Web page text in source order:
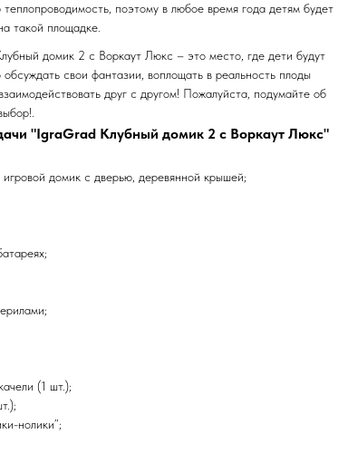
поэтому в любое время года детям будет
такой площадке.
домик 2 с Воркаут Люкс – это место, где дети будут
обсуждать свои фантазии, воплощать в реальность плоды
друг с другом! Пожалуйста, подумайте об
"IgraGrad Клубный домик 2 с Воркаут Люкс"
домик с дверью, деревянной крышей;
(1 шт.);
нолики”;